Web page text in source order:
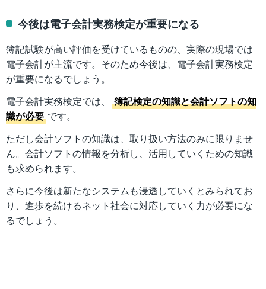
今後は電子会計実務検定が重要になる
簿記試験が高い評価を受けているものの、実際の現場では
電子会計が主流です。そのため今後は、電子会計実務検定
が重要になるでしょう。
電子会計実務検定では、
簿記検定の知識と会計ソフトの知
識が必要 です。
ただし会計ソフトの知識は、取り扱い方法のみに限りませ
ん。会計ソフトの情報を分析し、活用していくための知識
も求められます。
さらに今後は新たなシステムも浸透していくとみられてお
り、進歩を続けるネット社会に対応していく力が必要にな
るでしょう。